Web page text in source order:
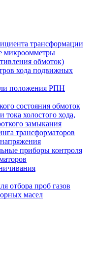
трансформации
микроомметры
обмоток)
хода подвижных
положения РПН
состояния обмоток
тока холостого хода,
замыкания
трансформаторов
приборы контроля
отбора проб газов
масел